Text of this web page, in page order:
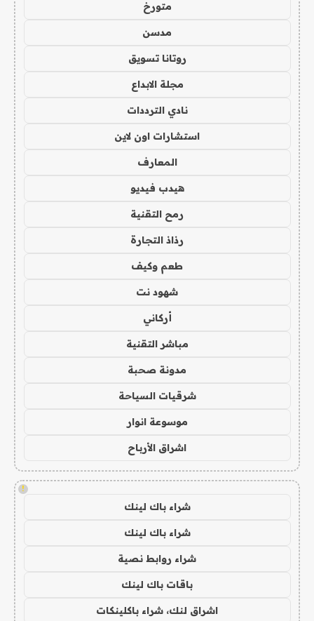
متورخ
مدسن
روتانا تسويق
مجلة الابداع
نادي الترددات
استشارات اون لاين
المعارف
هيدب فيديو
رمح التقنية
رذاذ التجارة
طعم وكيف
شهود نت
أركاني
مباشر التقنية
مدونة صحبة
شرقيات السياحة
موسوعة انوار
اشراق الأرباح
!
شراء باك لينك
شراء باك لينك
شراء روابط نصية
باقات باك لينك
اشراق لنك، شراء باكلينكات